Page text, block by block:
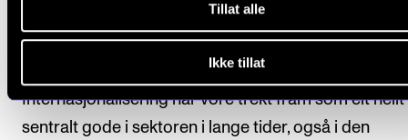
Tillat alle
Ikke tillat
støtte for dei beste – men oftast ikkje søkkrike –
Internasjonalisering har vore trekt fram som eit heilt
sentralt gode i sektoren i lange tider, også i den